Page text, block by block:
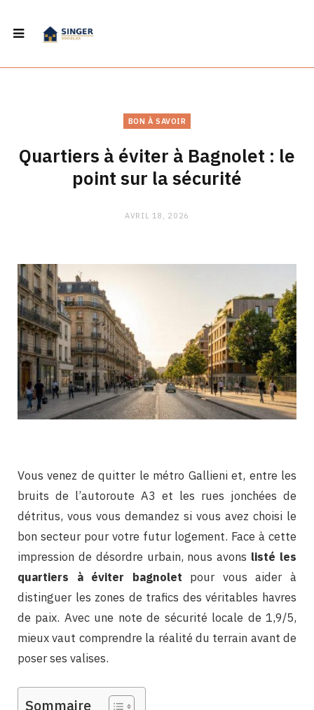
BON À SAVOIR
Quartiers à éviter à Bagnolet : le
point sur la sécurité
AVRIL 18, 2026
Vous venez de quitter le métro Gallieni et, entre les
bruits de l’autoroute A3 et les rues jonchées de
détritus, vous vous demandez si vous avez choisi le
bon secteur pour votre futur logement. Face à cette
impression de désordre urbain, nous avons listé les
quartiers à éviter bagnolet pour vous aider à
distinguer les zones de trafics des véritables havres
de paix. Avec une note de sécurité locale de 1,9/5,
mieux vaut comprendre la réalité du terrain avant de
poser ses valises.
Sommaire